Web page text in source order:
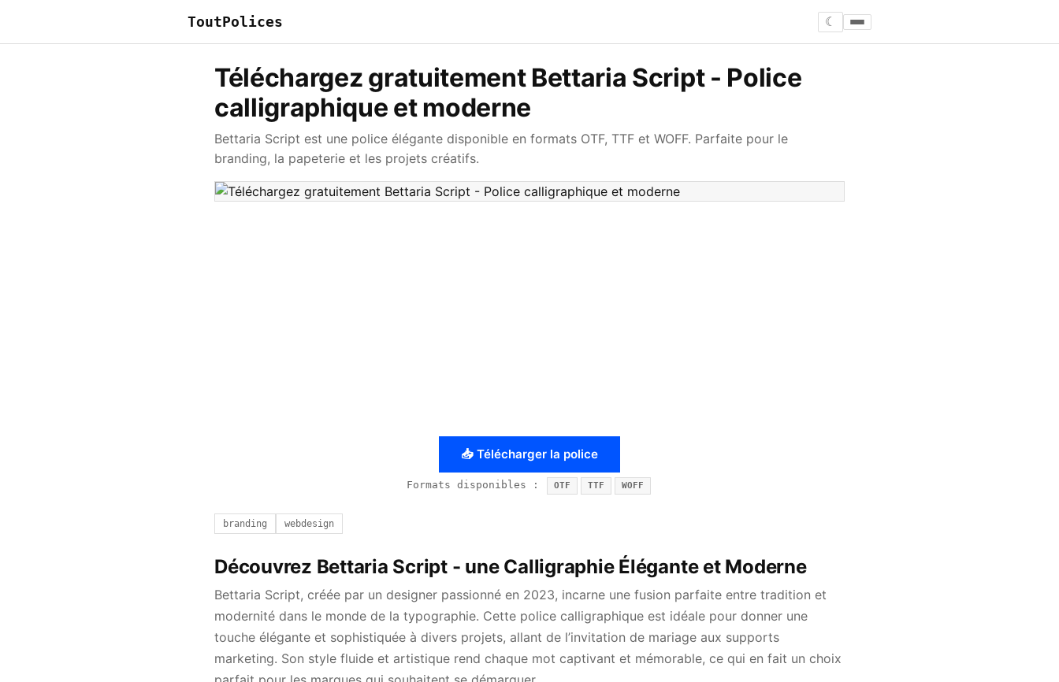
ToutPolices ☾
Téléchargez gratuitement Bettaria Script - Police
calligraphique et moderne
Bettaria Script est une police élégante disponible en formats OTF, TTF et WOFF. Parfaite pour le
branding, la papeterie et les projets créatifs.
📥 Télécharger la police
Formats disponibles : OTF TTF WOFF
branding webdesign
Découvrez Bettaria Script - une Calligraphie Élégante et Moderne
Bettaria Script, créée par un designer passionné en 2023, incarne une fusion parfaite entre tradition et
modernité dans le monde de la typographie. Cette police calligraphique est idéale pour donner une
touche élégante et sophistiquée à divers projets, allant de l’invitation de mariage aux supports
marketing. Son style fluide et artistique rend chaque mot captivant et mémorable, ce qui en fait un choix